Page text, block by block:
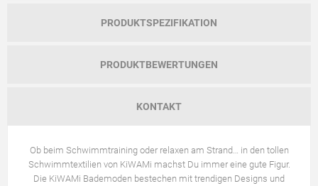
PRODUKTSPEZIFIKATION
PRODUKTBEWERTUNGEN
KONTAKT
Ob beim Schwimmtraining oder relaxen am Strand… in den tollen
Schwimmtextilien von KiWAMi machst Du immer eine gute Figur.
Die KiWAMi Bademoden bestechen mit trendigen Designs und